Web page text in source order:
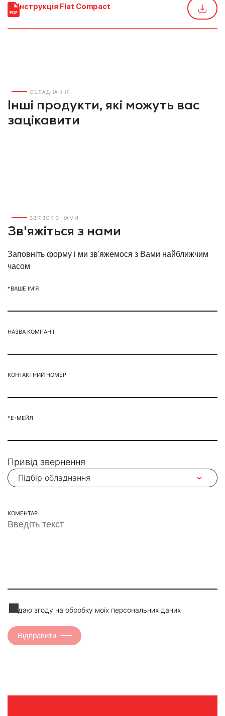
Інструкція Flat Compact
ОБЛАДНАННЯ
Інші продукти, які можуть вас
зацікавити
ЗВ'ЯЗОК З НАМИ
Зв'яжіться з нами
Заповніть форму і ми зв'яжемося з Вами найближчим
часом
*ВАШЕ ІМ'Я
НАЗВА КОМПАНІЇ
КОНТАКТНИЙ НОМЕР
*Е-МЕЙЛ
Привід звернення
КОМЕНТАР
Я даю згоду на обробку моїх персональних даних
Відправити